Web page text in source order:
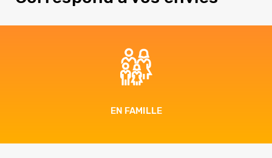
EN FAMILLE